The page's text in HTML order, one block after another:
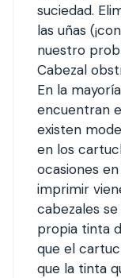
suciedad.
las uñas
nuestro
Cabezal
En la
encuentran
existen
en los
ocasiones
imprimir
cabezales
propia tinta
que el
que la tinta